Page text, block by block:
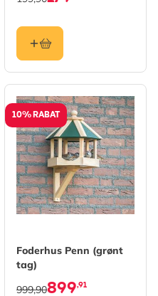
10% RABAT
Foderhus Penn (grønt
tag)
899,91
999,90